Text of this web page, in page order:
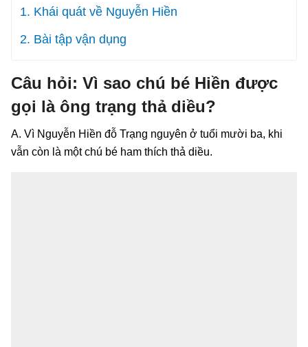
1. Khái quát về Nguyễn Hiền
2. Bài tập vận dụng
Câu hỏi: Vì sao chú bé Hiền được
gọi là ông trạng thả diều?
A. Vì Nguyễn Hiền đỗ Trạng nguyên ở tuổi mười ba, khi
vẫn còn là một chú bé ham thích thả diều.